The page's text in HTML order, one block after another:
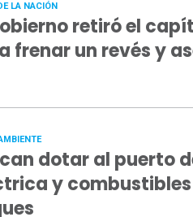
LA NACIÓN
retiró el
frenar un revés y
dotar al puerto
y